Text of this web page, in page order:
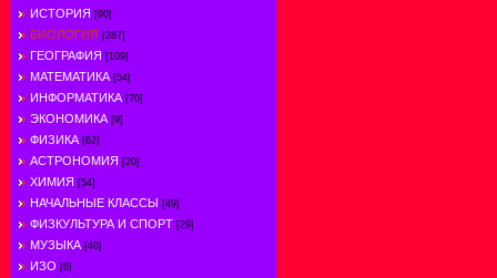
ИСТОРИЯ [90]
БИОЛОГИЯ [287]
ГЕОГРАФИЯ [109]
МАТЕМАТИКА [54]
ИНФОРМАТИКА [70]
ЭКОНОМИКА [9]
ФИЗИКА [62]
АСТРОНОМИЯ [20]
ХИМИЯ [54]
НАЧАЛЬНЫЕ КЛАССЫ [49]
ФИЗКУЛЬТУРА И СПОРТ [29]
МУЗЫКА [40]
ИЗО [6]